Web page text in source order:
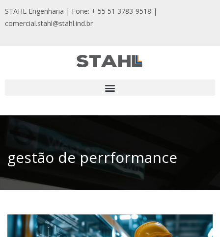
STAHL Engenharia | Fone: + 55 51 3783-9518 |
comercial.stahl@stahl.ind.br
gestão de perrformance